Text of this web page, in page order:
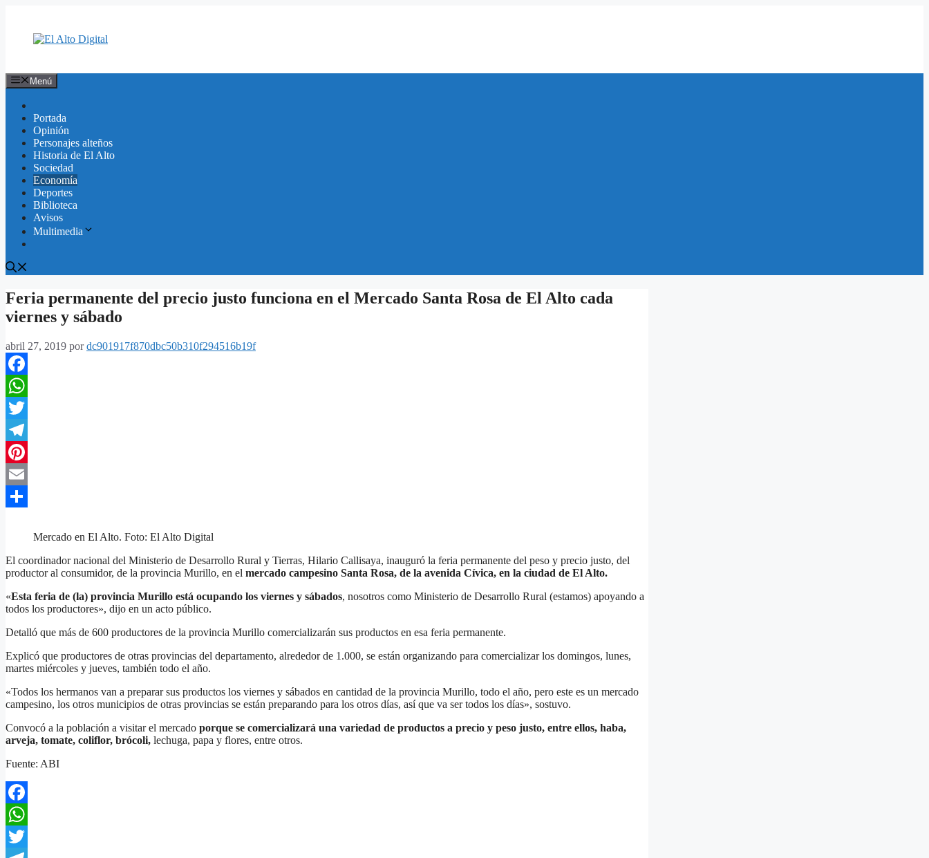
contenido
Menú
Portada
Opinión
Personajes alteños
Historia de El Alto
Sociedad
Economía
Deportes
Biblioteca
Avisos
Multimedia
Feria permanente del precio justo funciona en el Mercado Santa Rosa de El Alto cada
viernes y sábado
abril 27, 2019 pordc901917f870dbc50b310f294516b19f
Facebook
WhatsApp
Twitter
Telegram
Pinterest
Email
Mercado en El Alto. Foto: El Alto Digital
El coordinador nacional del Ministerio de Desarrollo Rural y Tierras, Hilario Callisaya, inauguró la feria permanente del peso y precio justo, del
productor al consumidor, de la provincia Murillo, en el mercado campesino Santa Rosa, de la avenida Cívica, en la ciudad de El Alto.
«Esta feria de (la) provincia Murillo está ocupando los viernes y sábados, nosotros como Ministerio de Desarrollo Rural (estamos) apoyando a
todos los productores», dijo en un acto público.
Detalló que más de 600 productores de la provincia Murillo comercializarán sus productos en esa feria permanente.
Explicó que productores de otras provincias del departamento, alrededor de 1.000, se están organizando para comercializar los domingos, lunes,
martes miércoles y jueves, también todo el año.
«Todos los hermanos van a preparar sus productos los viernes y sábados en cantidad de la provincia Murillo, todo el año, pero este es un mercado
campesino, los otros municipios de otras provincias se están preparando para los otros días, así que va ser todos los días», sostuvo.
Convocó a la población a visitar el mercado porque se comercializará una variedad de productos a precio y peso justo, entre ellos, haba,
arveja, tomate, coliflor, brócoli, lechuga, papa y flores, entre otros.
Fuente: ABI
Facebook
WhatsApp